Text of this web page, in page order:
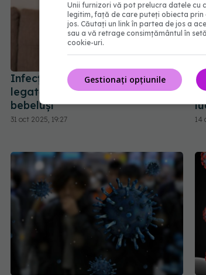
Infecția cu COVID în sarcină,
legată de risc dublu de autism la
bebeluși
31 oct 2025, 19:27 14
Unii furnizori vă pot prelucra datele cu
legitim, față de care puteți obiecta
jos. Căutați un link în partea de jos a
sau a vă retrage consimțământul în
cookie-uri.
Gestionați opțiunile